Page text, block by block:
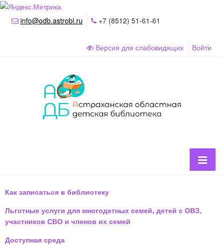
info@odb.astrobl.ru +7 (8512) 51-61-61
Версия для слабовидящих Войти
Как записаться в библиотеку
Льготные услуги для многодетных семей, детей с ОВЗ,
участников СВО и членов их семей
Доступная среда